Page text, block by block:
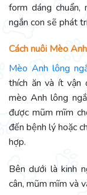
form dáng
ngắn con sẽ phát
Cách nuôi Mèo
Mèo Anh lông
thích ăn và ít vận
mèo Anh lông
được mũm mĩm
đến bệnh lý hoặc
hợp.
Bên dưới là kinh
cân, mũm mĩm và